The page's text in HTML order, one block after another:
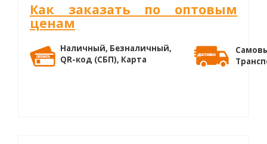
Как заказать по оптовым
ценам
Наличный, Безналичный,
QR-код (СБП), Карта